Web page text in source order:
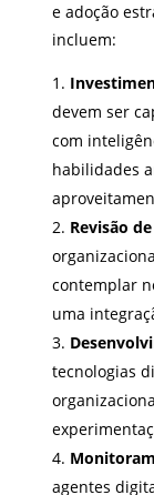
e adoção
incluem:
devem ser
com
habilidades
Revisão
contemplar
uma
tecnologias
agentes